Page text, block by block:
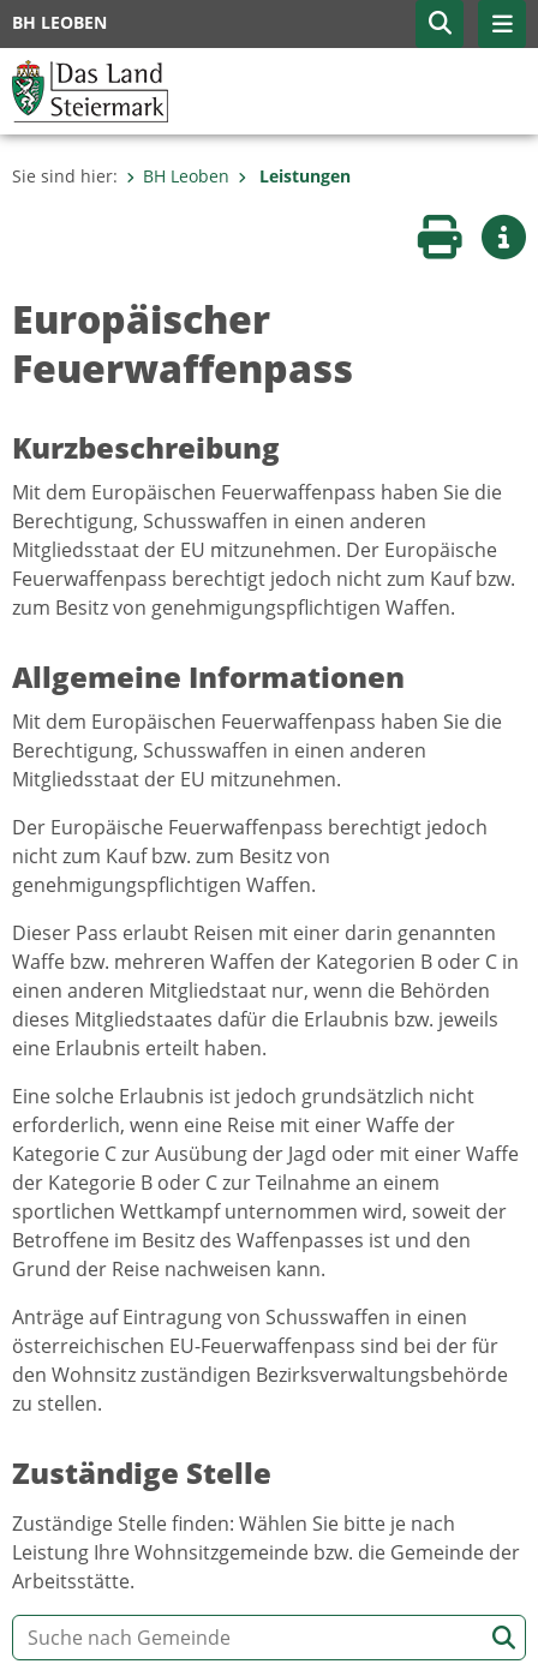
BH LEOBEN
Sie sind hier: BH Leoben Leistungen
Seite
Europäischer
Feuerwaffenpass
Kurzbeschreibung
Mit dem Europäischen Feuerwaffenpass haben Sie die
Berechtigung, Schusswaffen in einen anderen
Mitgliedsstaat der EU mitzunehmen. Der Europäische
Feuerwaffenpass berechtigt jedoch nicht zum Kauf bzw.
zum Besitz von genehmigungspflichtigen Waffen.
Allgemeine Informationen
Mit dem Europäischen Feuerwaffenpass haben Sie die
Berechtigung, Schusswaffen in einen anderen
Mitgliedsstaat der EU mitzunehmen.
Der Europäische Feuerwaffenpass berechtigt jedoch
nicht zum Kauf bzw. zum Besitz von
genehmigungspflichtigen Waffen.
Dieser Pass erlaubt Reisen mit einer darin genannten
Waffe bzw. mehreren Waffen der Kategorien B oder C in
einen anderen Mitgliedstaat nur, wenn die Behörden
dieses Mitgliedstaates dafür die Erlaubnis bzw. jeweils
eine Erlaubnis erteilt haben.
Eine solche Erlaubnis ist jedoch grundsätzlich nicht
erforderlich, wenn eine Reise mit einer Waffe der
Kategorie C zur Ausübung der Jagd oder mit einer Waffe
der Kategorie B oder C zur Teilnahme an einem
sportlichen Wettkampf unternommen wird, soweit der
Betroffene im Besitz des Waffenpasses ist und den
Grund der Reise nachweisen kann.
Anträge auf Eintragung von Schusswaffen in einen
österreichischen EU-Feuerwaffenpass sind bei der für
den Wohnsitz zuständigen Bezirksverwaltungsbehörde
zu stellen.
Zuständige Stelle
Zuständige Stelle finden: Wählen Sie bitte je nach
Leistung Ihre Wohnsitzgemeinde bzw. die Gemeinde der
Arbeitsstätte.